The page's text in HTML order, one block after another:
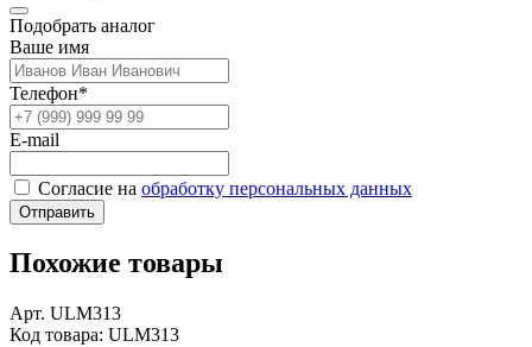
Подобрать аналог
Ваше имя
Телефон*
E-mail
Согласие на обработку персональных данных
Отправить
Похожие товары
Арт. ULM313
Код товара: ULM313